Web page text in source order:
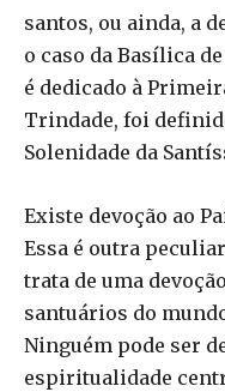
santos, ou ainda, a
o caso da Basílica
é dedicado à
Trindade, foi
Solenidade da
Existe devoção ao
Essa é outra
trata de uma
santuários do
Ninguém pode ser
espiritualidade